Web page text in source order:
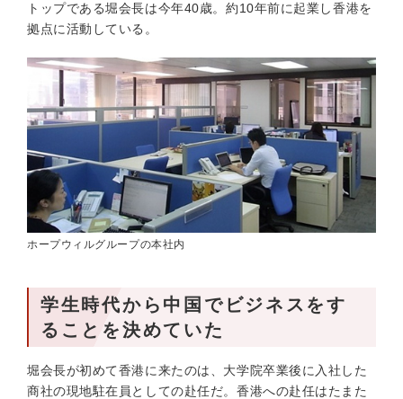
トップである堀会長は今年40歳。約10年前に起業し香港を
拠点に活動している。
ホープウィルグループの本社内
学生時代から中国でビジネスをす
ることを決めていた
堀会長が初めて香港に来たのは、大学院卒業後に入社した
商社の現地駐在員としての赴任だ。香港への赴任はたまた